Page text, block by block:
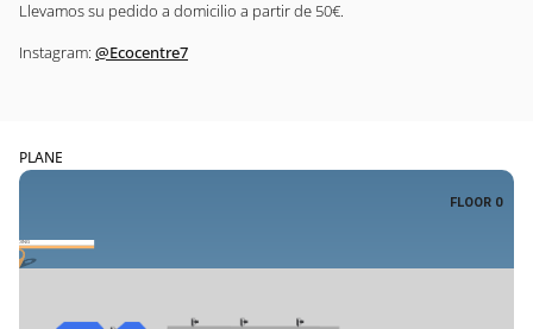
Llevamos su pedido a domicilio a partir de 50€.
Instagram: @Ecocentre7
PLANE